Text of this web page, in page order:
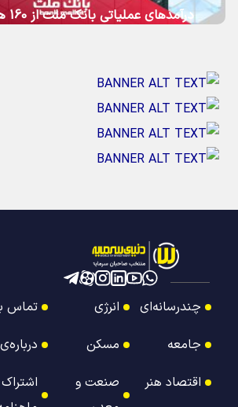
درآمدهای عملیاتی بانك ملت از 160 همت عبور كرد
چندرسانه‌ای
جامعه
اقتصاد هنر
انرژی
مسکن
صنعت و
تماس
اشتراک